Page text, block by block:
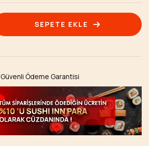
SEPETE EKLE
Güvenli Ödeme Garantisi